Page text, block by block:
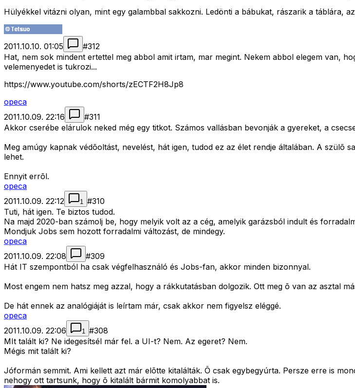
Hülyékkel vitázni olyan, mint egy galambbal sakkozni. Ledönti a bábukat, rászarik a táblára,
2011.10.10. 01:05 #312
Hat, nem sok mindent ertettel meg abbol amit irtam, mar megint. Nekem abbol elegem van,
velemenyedet is tukrozi...
https://www.youtube.com/shorts/zECTF2H8Jp8
opeca
2011.10.09. 22:16
#311
Akkor cserébe elárulok neked még egy titkot. Számos vallásban bevonják a gyereket, a
Meg amúgy kapnak védõoltást, nevelést, hát igen, tudod ez az élet rendje általában. A szülõ
lehet.
Ennyit errõl.
opeca
2011.10.09. 22:12
1 #310
Tuti, hát igen. Te biztos tudod.
Na majd 2020-ban számolj be, hogy melyik volt az a cég, amelyik garázsból indult és
Mondjuk Jobs sem hozott forradalmi változást, de mindegy.
opeca
2011.10.09. 22:08
#309
Hát IT szempontból ha csak végfelhasználó és Jobs-fan, akkor minden bizonnyal.
Most engem nem hatsz meg azzal, hogy a rákkutatásban dolgozik. Ott meg õ van az asztal
De hát ennek az analógiáját is leírtam már, csak akkor nem figyelsz eléggé.
opeca
2011.10.09. 22:06
1 #308
MIt talált ki? Ne idegesítsél már fel. a UI-t? Nem. Az egeret? Nem.
Mégis mit talált ki?
Jóformán semmit. Ami kellett azt már elõtte kitalálták. Õ csak egybegyúrta. Persze erre is
nehogy ott tartsunk, hogy õ kitalált bármit komolyabbat is.